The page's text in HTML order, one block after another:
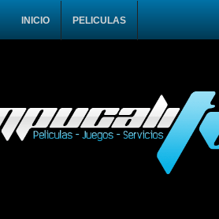
INICIO PELICULAS